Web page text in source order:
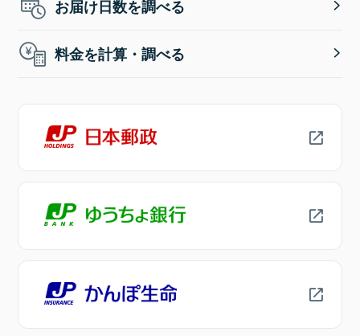
お届け日数を調べる
料金を計算・調べる